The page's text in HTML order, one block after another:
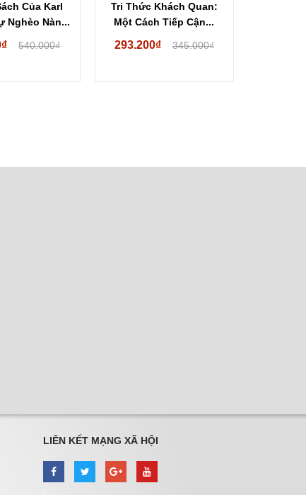
Của Karl
Nghèo Nàn...
540.000₫
Tri Thức Khách Quan:
Một Cách Tiếp Cận...
293.200₫ 345.000₫
LIÊN KẾT MẠNG XÃ HỘI